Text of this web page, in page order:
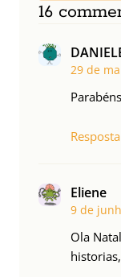
16
29 de
Resposta
Eliene
9 de
Ola